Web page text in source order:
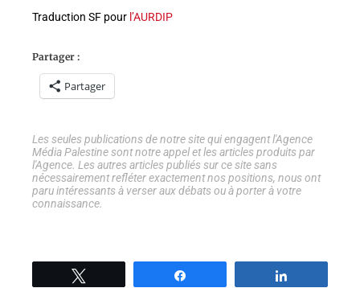
Traduction SF pour l’AURDIP
Partager :
Partager
Les seules publications de notre site qui engagent l'Agence
Média Palestine sont notre appel et les articles produits par
l'Agence. Les autres articles publiés sur ce site sans
nécessairement refléter exactement nos positions, nous ont
paru intéressants à verser aux débats ou à porter à votre
connaissance.